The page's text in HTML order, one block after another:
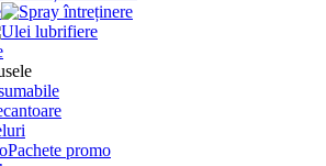
Pachete promo